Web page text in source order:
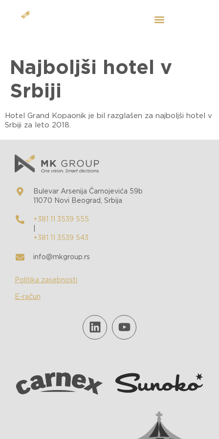
Najboljši hotel v
Srbiji
Hotel Grand Kopaonik je bil razglašen za najboljši hotel v
Srbiji za leto 2018.
Bulevar Arsenija Čarnojevića 59b
11070 Novi Beograd, Srbija
+381 11 3539 555
+381 11 3539 543
info@mkgroup.rs
Politika zasebnosti
E-račun